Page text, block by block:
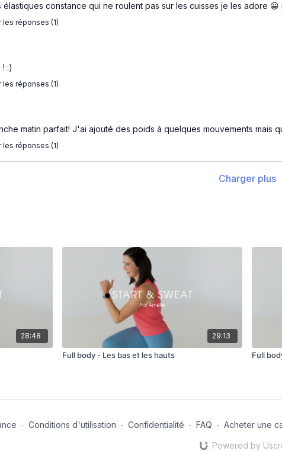
constance qui ne roulent pas sur les cuisses je les adore
les réponses (1)
:)
les réponses (1)
matin parfait! J'ai ajouté des poids à quelques mouvements mais
les réponses (1)
Charger plus
28:48 29:13
Full body - Les bas et les hauts Full
∙ Conditions d'utilisation ∙ Confidentialité ∙ FAQ ∙ Acheter une
Powered by